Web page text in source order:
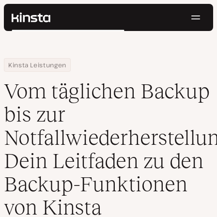
Kinsta®
Preise
Kontakt
Suchen
Home
Ressourcen Center
Kinsta Leistungen
Vom täglichen Backup bis zur Notfallwiederherstellung: Dein
Vom täglichen Backup
bis zur
Dein Leitfaden zu den
Backup-Funktionen
von Kinsta